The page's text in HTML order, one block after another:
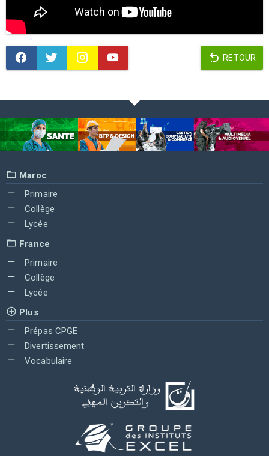
RETOUR
Maroc
Primaire
Collège
Lycée
France
Primaire
Collège
Lycée
Plus
Prépas CPGE
Divertissement
Vocabulaire